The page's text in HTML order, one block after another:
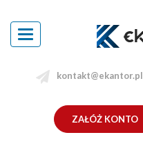
Toggle
navigation
kontakt@ekantor.pl
ZAŁÓŻ KONTO